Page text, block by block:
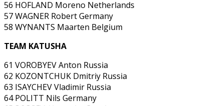
56 HOFLAND Moreno Netherlands
57 WAGNER Robert Germany
58 WYNANTS Maarten Belgium
TEAM KATUSHA
61 VOROBYEV Anton Russia
62 KOZONTCHUK Dmitriy Russia
63 ISAYCHEV Vladimir Russia
64 POLITT Nils Germany